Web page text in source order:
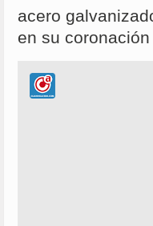
acero
en su